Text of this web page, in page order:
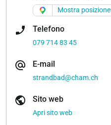
Mostra posizione
phone_enabled Telefono
079 714 83 45
alternate_email E-mail
strandbad@cham.ch
public Sito web
Apri sito web